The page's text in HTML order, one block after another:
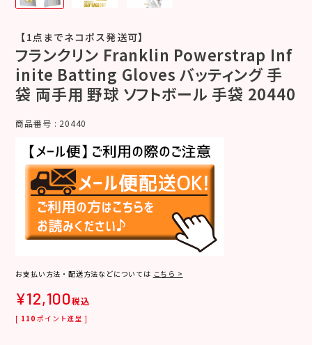
【1点までネコポス発送可】
フランクリン Franklin Powerstrap Inf
inite Batting Gloves バッティング 手
袋 両手用 野球 ソフトボール 手袋 20440
商品番号 20440
お支払い方法・配送方法などについては こちら >
¥12,100税込
[ 110 ポイント進呈 ]